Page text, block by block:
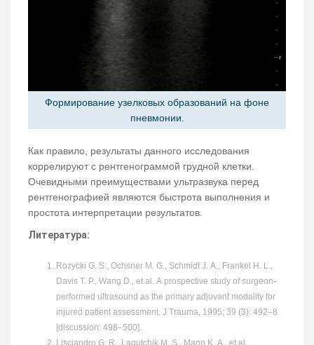
Формирование узелковых образований на фоне
пневмонии.
Как правило, результаты данного исследования
коррелируют с рентгенограммой грудной клетки.
Очевидными преимуществами ультразвука перед
рентгенографией являются быстрота выполнения и
простота интерпретации результатов.
Литература:
Rozycki G. S., Ochsner M. G., Schmidt J. A., Frankel H. L.,
Davis T. P., Wang D., et al. A prospective study of surgeon-
performed ultrasound as the primary adjuvant modality for
injured patient assessment. J Trauma, 1995; 39 (3): 492–8
[discussion: 498–500].